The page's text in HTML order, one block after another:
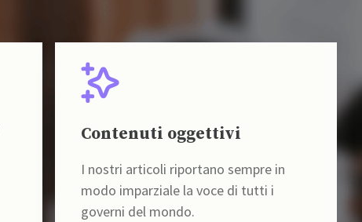
Contenuti oggettivi
I nostri articoli riportano sempre in
modo imparziale la voce di tutti i
governi del mondo.